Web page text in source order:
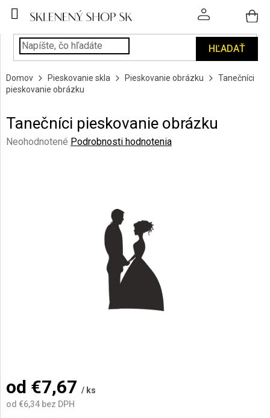
HĽADAŤ
POHÁRE
PODÁVANIE
NÁPOJOV
KUCHYŇA
A
Domov Pieskovanie skla Pieskovanie obrázku
Tanečníci
pieskovanie obrázku
Tanečníci pieskovanie obrázku
Priemerné
Neohodnotené Podrobnosti hodnotenia
od €7,67 / ks
od €6,34 bez DPH